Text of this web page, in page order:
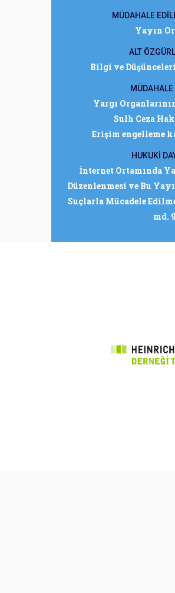
MÜDAHALE
Yayın
ALT
Bilgi ve
Yargı
Sulh Ceza
Erişim engelleme
HUKUKİ
İnternet Ortamında
Düzenlenmesi ve Bu
Suçlarla Mücadele
md. 9